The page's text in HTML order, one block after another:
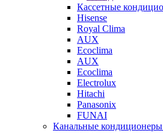
Кассетные
Hisense
Royal Clima
AUX
Ecoclima
AUX
Ecoclima
Electrolux
Hitachi
Panasonix
FUNAI
Канальные кондиционеры